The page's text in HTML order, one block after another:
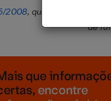
2008, que dispõe sobre
de